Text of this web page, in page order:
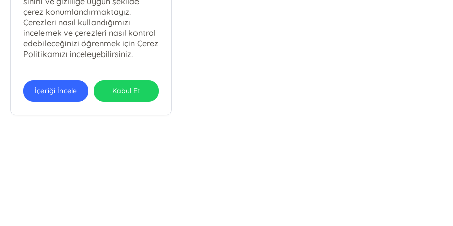
çerez konumlandırmaktayız.
Çerezleri nasıl kullandığımızı
incelemek ve çerezleri nasıl kontrol
edebileceğinizi öğrenmek için Çerez
Politikamızı inceleyebilirsiniz.
İçeriği İncele Kabul Et